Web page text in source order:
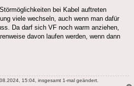
bei Kabel auftreten
viele wechseln, auch wenn man dafür
Da darf sich VF noch warm anziehen,
davon laufen werden, wenn dann
15:04, insgesamt 1-mal geändert.